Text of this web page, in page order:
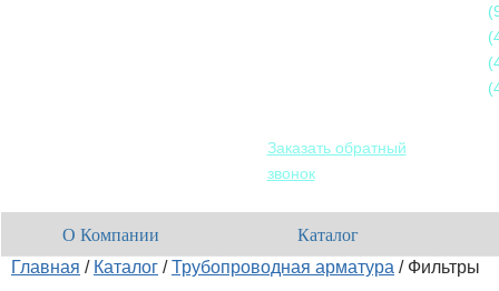
Заказать обратный
звонок
О Компании
Каталог
Главная / Каталог /Трубопроводная арматура / Фильтры